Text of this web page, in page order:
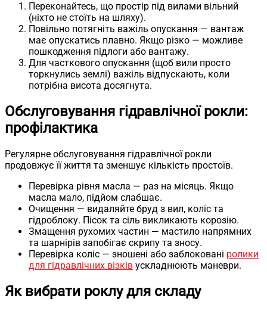
Переконайтесь, що простір під вилами вільний
(ніхто не стоїть на шляху).
Повільно потягніть важіль опускання — вантаж
має опускатись плавно. Якщо різко — можливе
пошкодження підлоги або вантажу.
Для часткового опускання (щоб вили просто
торкнулись землі) важіль відпускають, коли
потрібна висота досягнута.
Обслуговування гідравлічної рокли:
профілактика
Регулярне обслуговування гідравлічної рокли
продовжує її життя та зменшує кількість простоїв.
Перевірка рівня масла — раз на місяць. Якщо
масла мало, підйом слабшає.
Очищення — видаляйте бруд з вил, коліс та
гідроблоку. Пісок та сіль викликають корозію.
Змащення рухомих частин — мастило напрямних
та шарнірів запобігає скрипу та зносу.
Перевірка коліс — зношені або заблоковані ролики
для гідравлічних візків ускладнюють маневри.
Як вибрати роклу для складу